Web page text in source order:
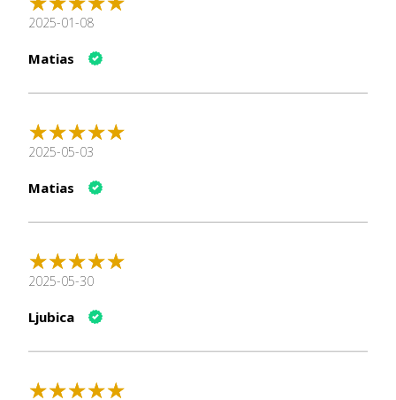
2025-01-08
Matias
2025-05-03
Matias
2025-05-30
Ljubica